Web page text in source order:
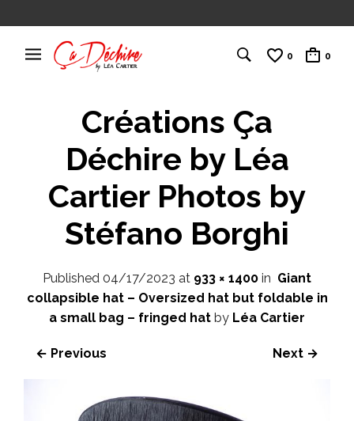
0 0
Créations Ça
Déchire by Léa
Cartier Photos by
Stéfano Borghi
Published 04/17/2023 at 933 × 1400 in Giant
collapsible hat – Oversized hat but foldable in
a small bag – fringed hat by Léa Cartier
← Previous Next →